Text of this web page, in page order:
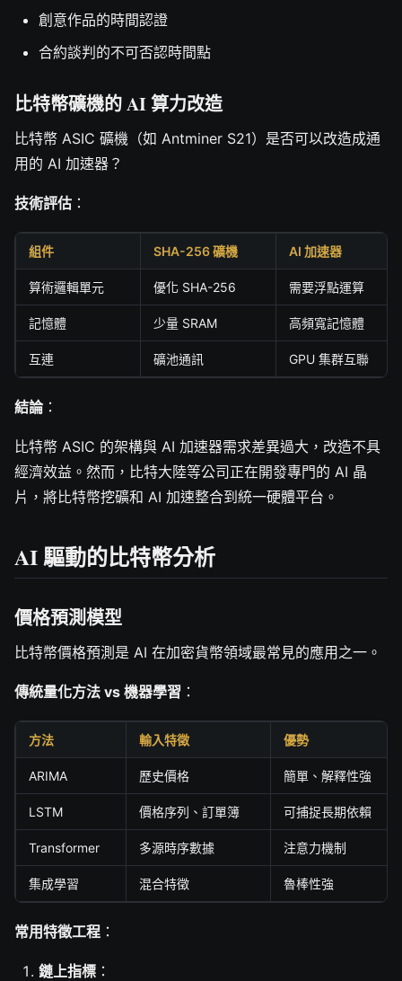
創意作品的時間認證
合約談判的不可否認時間點
比特幣礦機的 AI 算力改造
比特幣 ASIC 礦機（如 Antminer S21）是否可以改造成通
用的 AI 加速器？
技術評估 ：
組件 SHA-256 礦機 AI 加速器
算術邏輯單元 優化 SHA-256 需要浮點運算
記憶體 少量 SRAM 高頻寬記憶體
互連 礦池通訊 GPU 集群互聯
結論：
比特幣 ASIC 的架構與 AI 加速器需求差異過大，改造不具
經濟效益。然而，比特大陸等公司正在開發專門的 AI 晶
片，將比特幣挖礦和 AI 加速整合到統一硬體平台。
AI 驅動的比特幣分析
價格預測模型
比特幣價格預測是 AI 在加密貨幣領域最常見的應用之一。
傳統量化方法 vs 機器學習 ：
方法 輸入特徵 優勢
ARIMA 歷史價格 簡單、解釋性強
LSTM 價格序列、訂單簿 可捕捉長期依賴
Transformer 多源時序數據 注意力機制
集成學習 混合特徵 魯棒性強
常用特徵工程 ：
鏈上指標：